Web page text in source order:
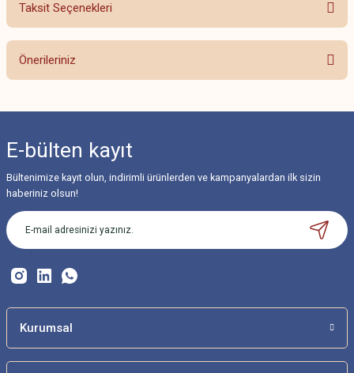
Bu ürüne ilk yorumu siz yapın!
Taksit Seçenekleri
Önerileriniz
Görüş ve önerileriniz için teşekkür ederiz.
Ürün resmi kalitesiz, bozuk veya görüntülenemiyor.
Ürün açıklamasında eksik bilgiler bulunuyor.
Ürün bilgilerinde hatalar bulunuyor.
Bu ürüne benzer farklı alternatifler olmalı.
E-bülten kayıt
Bültenimize kayıt olun, indirimli ürünlerden ve kampanyalardan ilk sizin
haberiniz olsun!
Kurumsal